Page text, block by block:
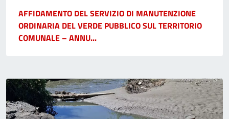
AFFIDAMENTO DEL SERVIZIO DI MANUTENZIONE
ORDINARIA DEL VERDE PUBBLICO SUL TERRITORIO
COMUNALE – ANNU...